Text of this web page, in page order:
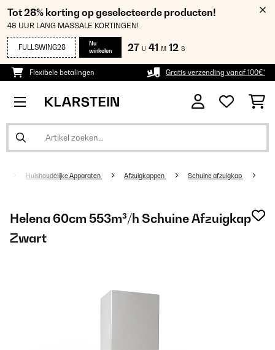
Tot 28% korting op geselecteerde producten!
48 UUR LANG MASSALE KORTINGEN!
FULLSWING28
Nu
winkelen
27 U 41 M 12 S
Flexibele betalingen Gratis verzending vanaf 100€*
Huishoudelijke Apparaten Afzuigkappen Schuine afzuigkap
Helena 60cm 553m³/h Schuine Afzuigkap
Zwart